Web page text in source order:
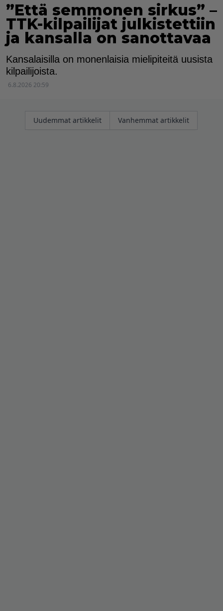
”Että semmonen sirkus” –
TTK-kilpailijat julkistettiin
ja kansalla on sanottavaa
Kansalaisilla on monenlaisia mielipiteitä uusista
kilpailijoista.
6.8.2026 20:59
Artikkelien
Uudemmat artikkelit Vanhemmat artikkelit